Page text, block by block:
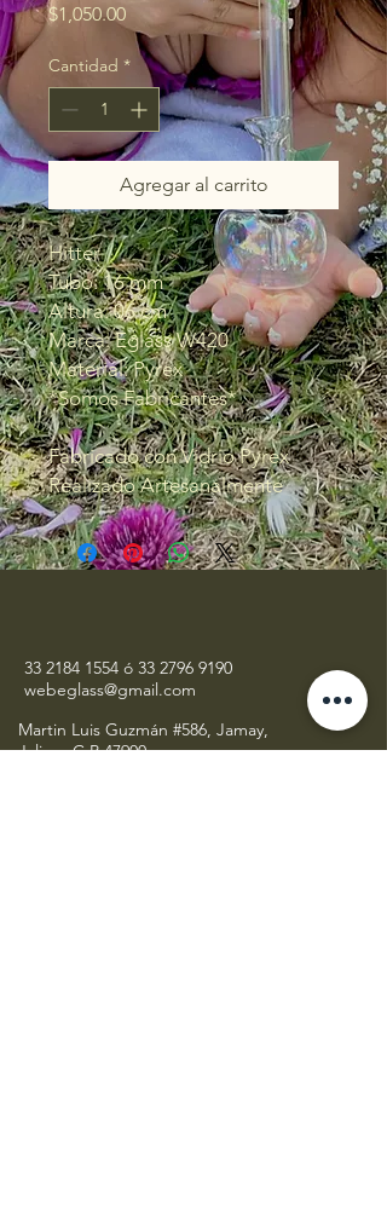
$1,050.00Precio
Cantidad *
Agregar al carrito
Hitter
Tubo: 16 mm
Altura: 06 cm
Marca: Eglass W420
Material: Pyrex
*Somos Fabricantes*
Fabricado con Vidrio Pyrex
Realizado Artesanalmente
33 2184 1554 ó 33 2796 9190
webeglass@gmail.com
Martin Luis Guzmán #586, Jamay,
Jalisco C.P 47900